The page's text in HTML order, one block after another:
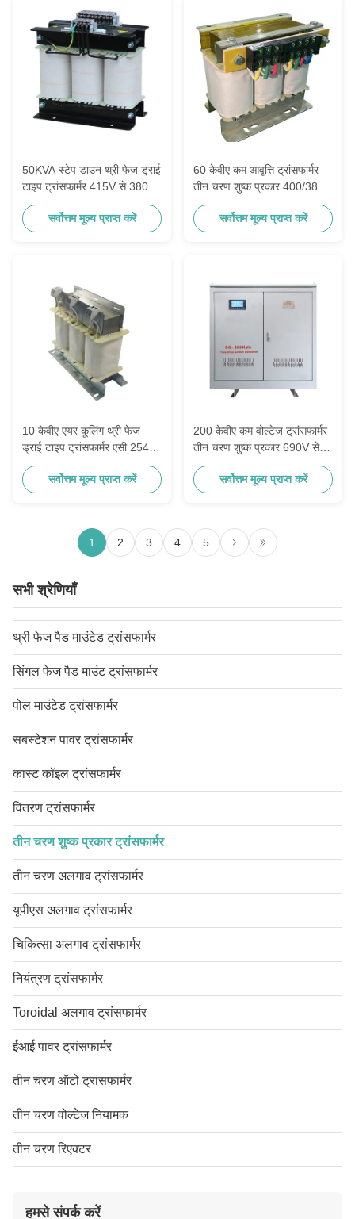
50KVA स्टेप डाउन थ्री फेज ड्राई
टाइप ट्रांसफार्मर 415V से 380V
H क्लास
सर्वोत्तम मूल्य प्राप्त करें
60 केवीए कम आवृत्ति ट्रांसफार्मर
तीन चरण शुष्क प्रकार 400/380
वी 230/220 वी
सर्वोत्तम मूल्य प्राप्त करें
10 केवीए एयर कूलिंग थ्री फेज
ड्राई टाइप ट्रांसफार्मर एसी 254 वी
208 वी
सर्वोत्तम मूल्य प्राप्त करें
200 केवीए कम वोल्टेज ट्रांसफार्मर
तीन चरण शुष्क प्रकार 690V से
400V
सर्वोत्तम मूल्य प्राप्त करें
1 2 3 4 5
सभी श्रेणियाँ
थ्री फेज पैड माउंटेड ट्रांसफार्मर
सिंगल फेज पैड माउंट ट्रांसफार्मर
पोल माउंटेड ट्रांसफार्मर
सबस्टेशन पावर ट्रांसफार्मर
कास्ट कॉइल ट्रांसफार्मर
वितरण ट्रांसफार्मर
तीन चरण शुष्क प्रकार ट्रांसफार्मर
तीन चरण अलगाव ट्रांसफार्मर
यूपीएस अलगाव ट्रांसफार्मर
चिकित्सा अलगाव ट्रांसफार्मर
नियंत्रण ट्रांसफार्मर
Toroidal अलगाव ट्रांसफार्मर
ईआई पावर ट्रांसफार्मर
तीन चरण ऑटो ट्रांसफार्मर
तीन चरण वोल्टेज नियामक
तीन चरण रिएक्टर
हमसे संपर्क करें